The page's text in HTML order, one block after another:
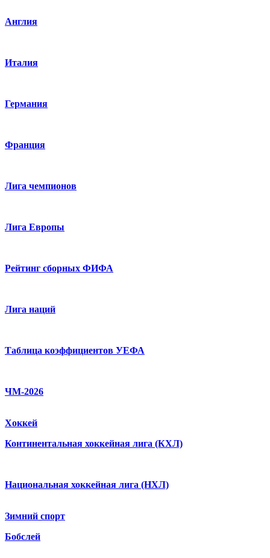
Англия
Италия
Германия
Франция
Лига чемпионов
Лига Европы
Рейтинг сборных ФИФА
Лига наций
Таблица коэффициентов УЕФА
ЧМ-2026
Хоккей
Континентальная хоккейная лига (КХЛ)
Национальная хоккейная лига (НХЛ)
Зимний спорт
Бобслей